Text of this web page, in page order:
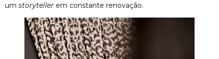
um storyteller em constante renovação.